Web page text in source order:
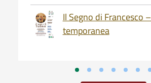
Il Segno di Francesco
temporanea